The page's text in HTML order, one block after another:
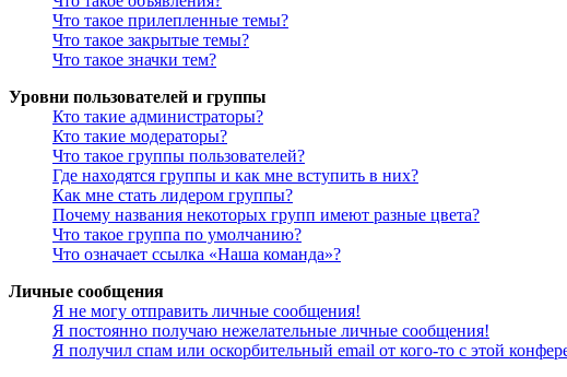
Что такое прилепленные темы?
Что такое закрытые темы?
Что такое значки тем?
Уровни пользователей и группы
Кто такие администраторы?
Кто такие модераторы?
Что такое группы пользователей?
Где находятся группы и как мне вступить в них?
Как мне стать лидером группы?
Почему названия некоторых групп имеют разные цвета?
Что такое группа по умолчанию?
Что означает ссылка «Наша команда»?
Личные сообщения
Я не могу отправить личные сообщения!
Я постоянно получаю нежелательные личные сообщения!
Я получил спам или оскорбительный email от кого-то с этой